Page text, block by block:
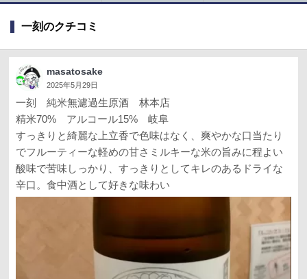
一刻のクチコミ
masatosake
2025年5月29日
一刻 純米無濾過生原酒 林本店
精米70% アルコール15% 岐阜
すっきりと綺麗な上立香で色味はなく、爽やかな口当たり
でフルーティーな軽めの甘さミルキーな米の旨みに程よい
酸味で苦味しっかり、すっきりとしてキレのあるドライな
辛口。食中酒として好きな味わい